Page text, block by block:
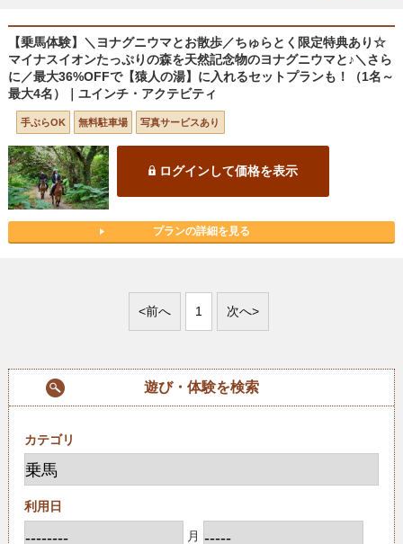
【乗馬体験】＼ヨナグニウマとお散歩／ちゅらとく限定特典あり☆
マイナスイオンたっぷりの森を天然記念物のヨナグニウマと♪＼さら
に／最大36%OFFで【猿人の湯】に入れるセットプランも！（1名～
最大4名）｜ユインチ・アクテビティ
手ぶらOK 無料駐車場 写真サービスあり
ログインして価格を表示
プランの詳細を見る
<前へ 1 次へ>
遊び・体験を検索
カテゴリ
利用日
月